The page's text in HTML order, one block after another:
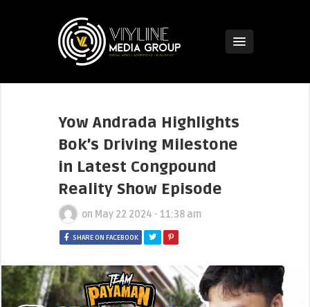
Yow Andrada Highlights
Bok’s Driving Milestone
in Latest Congpound
Reality Show Episode
on May 22 2024 - 11:38 am
SHARE ON FACEBOOK